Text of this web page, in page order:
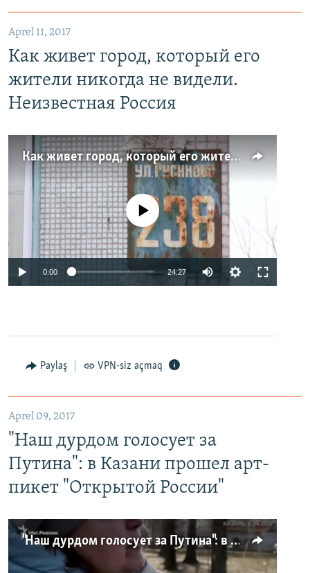
Aprel 11, 2017
Как живет город, который его
жители никогда не видели.
Неизвестная Россия
Как живет город, который его жители никогда не видели. Неизвестная Россия
No media source currently available
0:00 24:27
Paylaş VPN-siz açmaq
Aprel 09, 2017
"Наш дурдом голосует за
Путина": в Казани прошел арт-
пикет "Открытой России"
"Наш дурдом голосует за Путина": в Казани прошел арт-пикет "Открытой России"